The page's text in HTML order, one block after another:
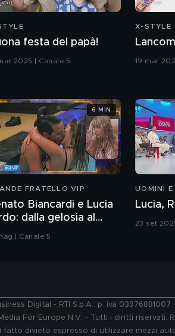
festa del papà!
2025 | Canale 5
X-STYLE
19 mar
FRATELLO VIP
Biancardi e Lucia
dalla gelosia al
| Canale 5
6 MIN
UOMINI E
Lucia,
23 set
Digital - RTI S.p.A.: p. iva
For Europe N.V. - Tutti i diritti
fatto divieto espresso di utilizzare mezzi